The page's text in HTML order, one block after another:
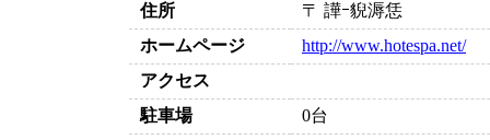
住所
〒 譁ｰ貎溽恁
ホームページ
http://www.hotespa.net/
アクセス
駐車場
0台